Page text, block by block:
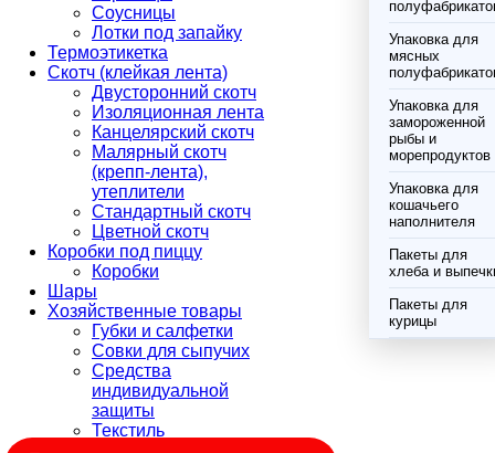
Соусницы
Лотки под запайку
Термоэтикетка
Скотч (клейкая лента)
Двусторонний скотч
Изоляционная лента
Канцелярский скотч
Малярный скотч
(крепп-лента),
утеплители
Стандартный скотч
Цветной скотч
Коробки под пиццу
Коробки
Шары
Хозяйственные товары
Губки и салфетки
Совки для сыпучих
Средства
индивидуальной
защиты
Текстиль
Упаковка для
мясных
Упаковка для
замороженной
рыбы и
морепродуктов
Упаковка для
кошачьего
наполнителя
Пакеты для
хлеба и
Пакеты для
курицы